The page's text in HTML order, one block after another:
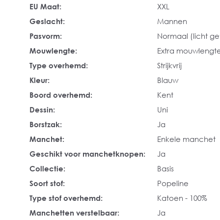
EU Maat:
XXL
Geslacht:
Mannen
Pasvorm:
Normaal (licht
Mouwlengte:
Extra
Type overhemd:
Strijkvrij
Kleur:
Blauw
Boord overhemd:
Kent
Dessin:
Uni
Borstzak:
Ja
Manchet:
Enkele manchet
Geschikt voor manchetknopen:
Ja
Collectie:
Basis
Soort stof:
Popeline
Type stof overhemd:
Katoen - 100%
Manchetten verstelbaar:
Ja